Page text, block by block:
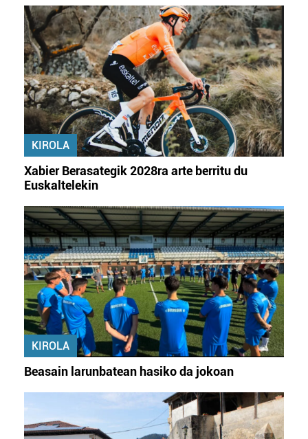
KIROLA
Xabier Berasategik 2028ra arte berritu du
Euskaltelekin
KIROLA
Beasain larunbatean hasiko da jokoan